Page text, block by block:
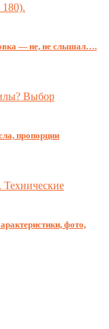
— не, не слышал….
пропорции
фото,